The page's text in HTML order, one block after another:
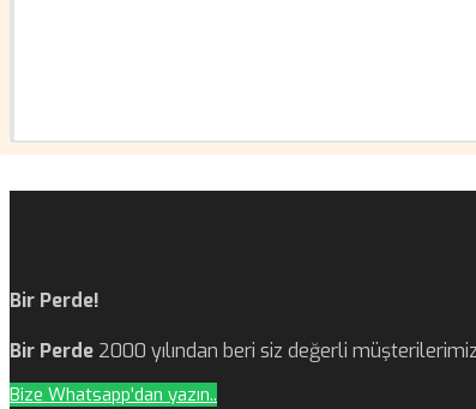
Bir Perde!
Bir Perde 2000 yılından beri siz değerli
Bize Whatsapp'dan yazın..